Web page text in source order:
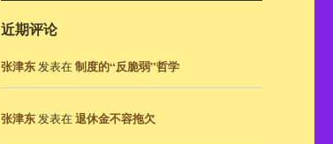
近期评论
张津东发表在制度的“反脆弱”哲学
张津东发表在退休金不容拖欠